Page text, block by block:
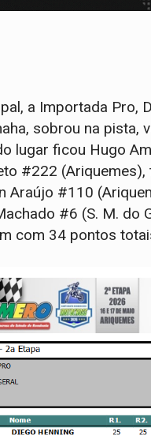
a Importada Pro,
sobrou na pista,
lugar ficou Hugo
#222
Araújo #110
#6 (S. M. do
com 34 pontos